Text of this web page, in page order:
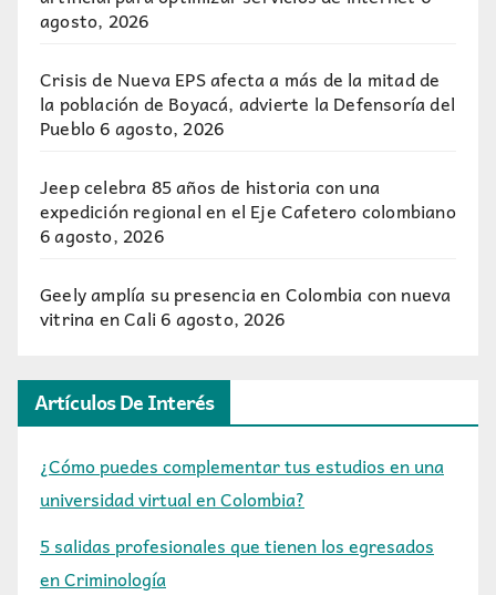
agosto, 2026
Crisis de Nueva EPS afecta a más de la mitad de
la población de Boyacá, advierte la Defensoría del
Pueblo6 agosto, 2026
Jeep celebra 85 años de historia con una
expedición regional en el Eje Cafetero colombiano
6 agosto, 2026
Geely amplía su presencia en Colombia con nueva
vitrina en Cali 6 agosto, 2026
Artículos De Interés
¿Cómo puedes complementar tus estudios en una
universidad virtual en Colombia?
5 salidas profesionales que tienen los egresados
en Criminología